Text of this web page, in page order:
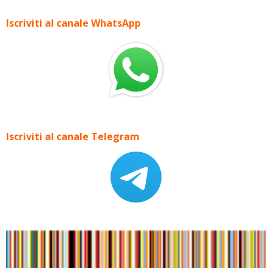
Iscriviti al canale WhatsApp
Iscriviti al canale Telegram